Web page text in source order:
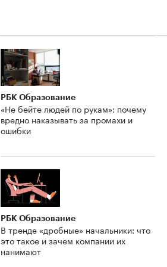
РБК Образование
«Не бейте людей по рукам»: почему
вредно наказывать за промахи и
ошибки
РБК Образование
В тренде «дробные» начальники: что
это такое и зачем компании их
нанимают